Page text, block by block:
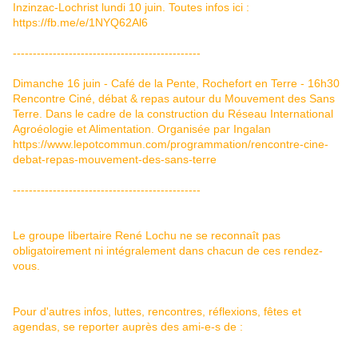
Inzinzac-Lochrist lundi 10 juin. Toutes infos ici :
https://fb.me/e/1NYQ62Al6
-----------------------------------------------
Dimanche 16 juin - Café de la Pente, Rochefort en Terre - 16h30
Rencontre Ciné, débat & repas autour du Mouvement des Sans
Terre. Dans le cadre de la construction du Réseau International
Agroéologie et Alimentation. Organisée par Ingalan
https://www.lepotcommun.com/programmation/rencontre-cine-
debat-repas-mouvement-des-sans-terre
-----------------------------------------------
Le groupe libertaire René Lochu ne se reconnaît pas
obligatoirement ni intégralement dans chacun de ces rendez-
vous.
Pour d'autres infos, luttes, rencontres, réflexions, fêtes et
agendas, se reporter auprès des ami-e-s de :